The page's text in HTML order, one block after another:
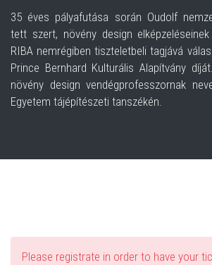
35 éves pályafutása során Oudolf
tett szert, növény design
RIBA nemrégiben tiszteletbeli tagjává
Prince Bernhard Kulturális Alapítvány
növény design vendégprofesszornak
Egyetem tájépítészeti tanszékén.
Please registrate in order to have your